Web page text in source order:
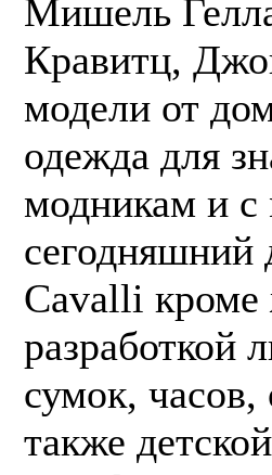
Мишель
Кравитц,
модели от
одежда для
модникам и
Cavalli кроме
разработкой
сумок, часов,
также